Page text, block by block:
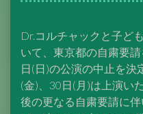
Dr.コルチャックと子ど
いて、東京都の自粛要
日(日)の公演の中止を決
(金)、30日(月)は上演い
後の更なる自粛要請に